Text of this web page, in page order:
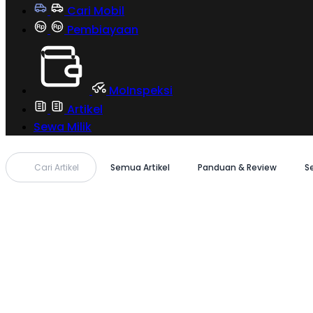
Cari Mobil
Pembiayaan
MoInspeksi
Artikel
Sewa Milik
Cari Artikel Semua Artikel Panduan & Review